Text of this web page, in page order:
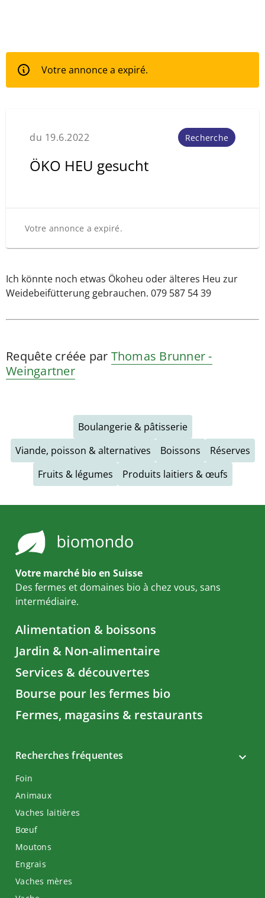
Votre annonce a expiré.
du 19.6.2022 Recherche
ÖKO HEU gesucht
Votre annonce a expiré.
Ich könnte noch etwas Ökoheu oder älteres Heu zur
Weidebeifütterung gebrauchen. 079 587 54 39
Requête créée par Thomas Brunner -
Weingartner
Boulangerie & pâtisserie
Viande, poisson & alternatives
Boissons
Réserves
Fruits & légumes
Produits laitiers & œufs
Votre marché bio en Suisse
Des fermes et domaines bio à chez vous, sans
intermédiaire.
Alimentation & boissons
Jardin & Non-alimentaire
Services & découvertes
Bourse pour les fermes bio
Fermes, magasins & restaurants
Recherches fréquentes
Foin
Animaux
Vaches laitières
Bœuf
Moutons
Engrais
Vaches mères